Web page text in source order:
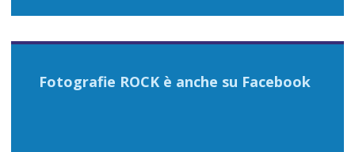
Fotografie ROCK è anche su Facebook